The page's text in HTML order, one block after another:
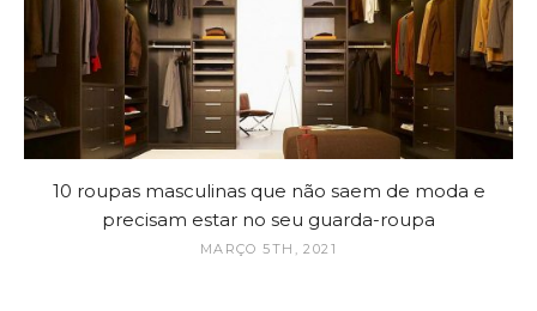
10 roupas masculinas que não saem de moda e
precisam estar no seu guarda-roupa
MARÇO 5TH, 2021